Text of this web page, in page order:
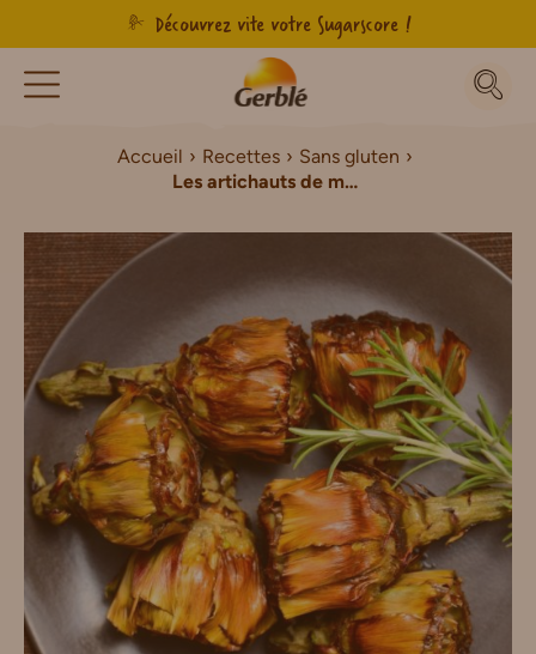
Découvrez vite votre Sugarscore !
Accueil Recettes
Sans gluten
Les artichauts de mamma Giovanna Sans Gluten